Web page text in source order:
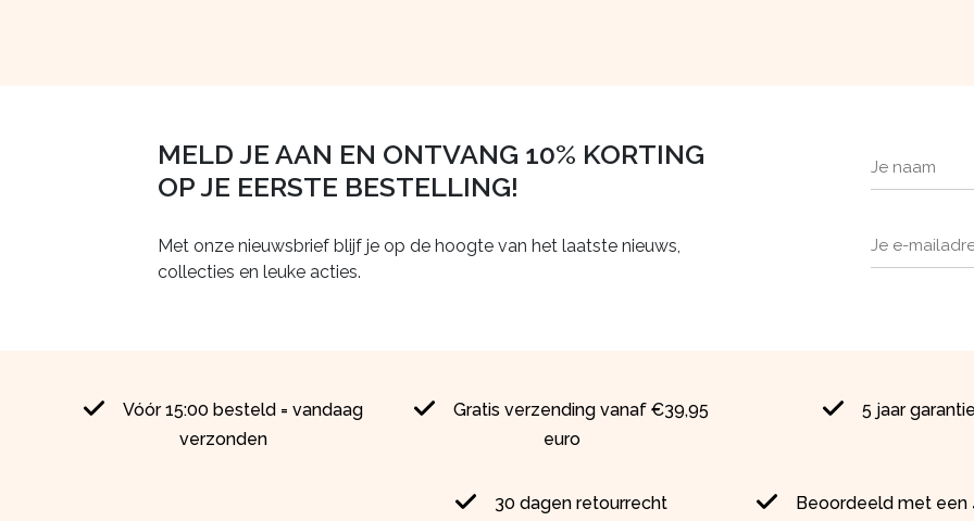
MELD JE AAN EN ONTVANG 10% KORTING
OP JE EERSTE BESTELLING!
Met onze nieuwsbrief blijf je op de hoogte van het laatste nieuws,
collecties en leuke acties.
Vóór 15:00 besteld = vandaag
verzonden
Gratis verzending vanaf €39,95
euro
5 jaar garantie
30 dagen retourrecht
Beoordeeld met een